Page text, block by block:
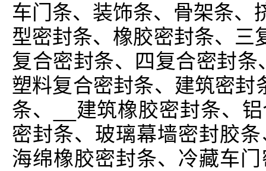
车门条、装饰条、骨架条、
型密封条、橡胶密封条、三
复合密封条、四复合密封
塑料复合密封条、建筑密封
条、__建筑橡胶密封条、
密封条、玻璃幕墙密封胶
海绵橡胶密封条、冷藏车